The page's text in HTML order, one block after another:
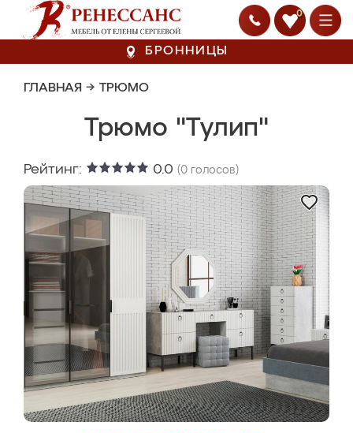
0
БРОННИЦЫ
ГЛАВНАЯ → ТРЮМО
Трюмо "Тулип"
Рейтинг: 0.0 (0 голосов)